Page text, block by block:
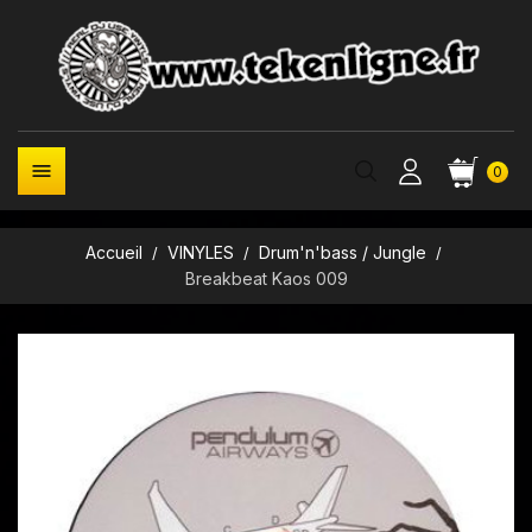
0

Accueil VINYLES
Drum'n'bass / Jungle
Breakbeat Kaos 009